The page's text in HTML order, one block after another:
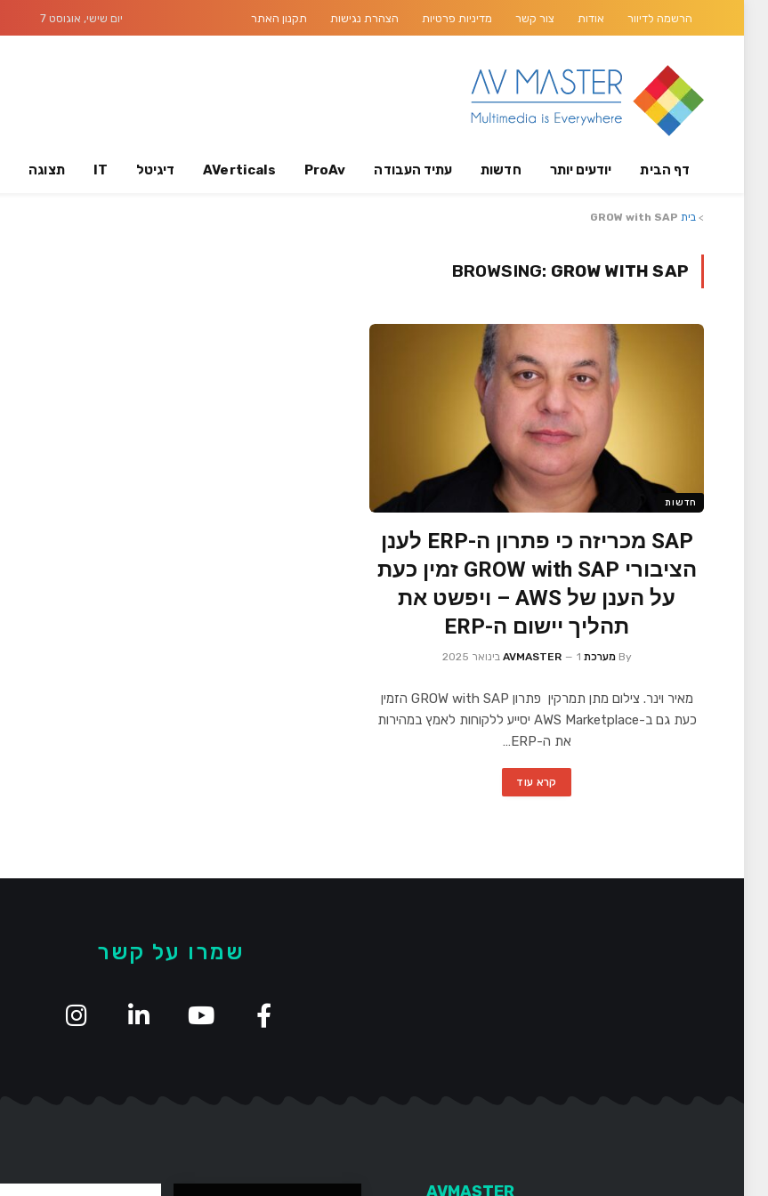
הרשמה לדיוור אודות צור קשר מדיניות פרטיות הצהרת נגישות תקנון האתר יום שישי, אוגוסט 7
דף הבית יודעים יותר חדשות עתיד העבודה ProAv
AVerticals דיגיטל IT תצוגה
> בית GROW with SAP
BROWSING: GROW WITH SAP
חדשות
SAP מכריזה כי פתרון ה-ERP לענן
הציבורי GROW with SAP זמין כעת
על הענן של AWS – ויפשט את
תהליך יישום ה-ERP
By מערכת AVMASTER 1 בינואר 2025
מאיר וינר. צילום מתן תמרקין פתרון GROW with SAP הזמין
כעת גם ב-AWS Marketplace יסייע ללקוחות לאמץ במהירות
את ה-ERP…
קרא עוד
שמרו על קשר
AVMASTER